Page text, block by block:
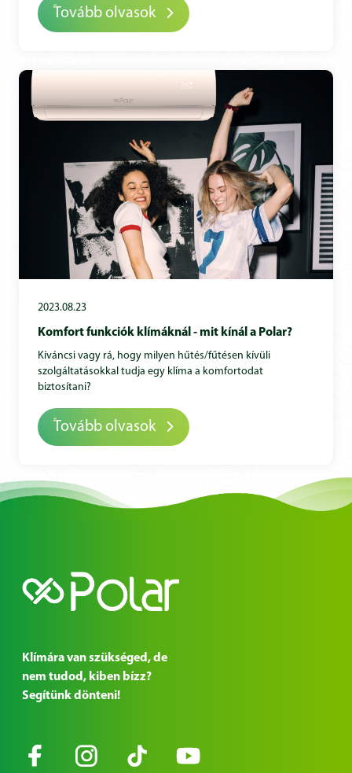
Tovább olvasok
2023.08.23
Komfort funkciók klímáknál - mit kínál a Polar?
Kíváncsi vagy rá, hogy milyen hűtés/fűtésen kívüli
szolgáltatásokkal tudja egy klíma a komfortodat
biztosítani?
Tovább olvasok
Klímára van szükséged, de
nem tudod, kiben bízz?
Segítünk dönteni!